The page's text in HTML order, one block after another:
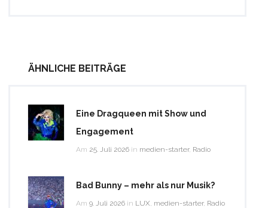
ÄHNLICHE BEITRÄGE
Eine Dragqueen mit Show und
Engagement
Am 25. Juli 2026 in medien-starter, Radio
Bad Bunny – mehr als nur Musik?
Am 9. Juli 2026 in LUX, medien-starter, Radio